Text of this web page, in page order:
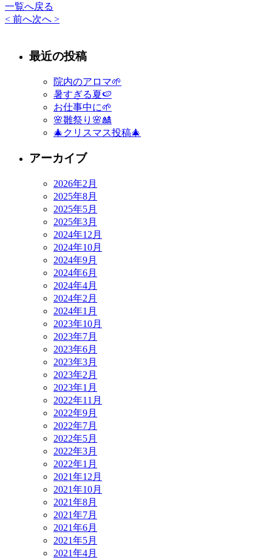
一覧へ戻る
< 前へ次へ >
最近の投稿
院内のアロマ🌱
暑すぎる夏🍉
お仕事中に🌱
🌸雛祭り🌸🎎
🎄クリスマス投稿🎄
アーカイブ
2026年2月
2025年8月
2025年5月
2025年3月
2024年12月
2024年10月
2024年9月
2024年6月
2024年4月
2024年2月
2024年1月
2023年10月
2023年7月
2023年6月
2023年3月
2023年2月
2023年1月
2022年11月
2022年9月
2022年7月
2022年5月
2022年3月
2022年1月
2021年12月
2021年10月
2021年8月
2021年7月
2021年6月
2021年5月
2021年4月